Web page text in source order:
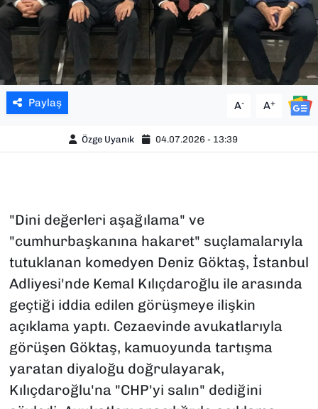
Paylaş A- A+
Özge Uyanık 04.07.2026 - 13:39
"Dini değerleri aşağılama" ve
"cumhurbaşkanına hakaret" suçlamalarıyla
tutuklanan komedyen Deniz Göktaş, İstanbul
Adliyesi'nde Kemal Kılıçdaroğlu ile arasında
geçtiği iddia edilen görüşmeye ilişkin
açıklama yaptı. Cezaevinde avukatlarıyla
görüşen Göktaş, kamuoyunda tartışma
yaratan diyaloğu doğrulayarak,
Kılıçdaroğlu'na "CHP'yi salın" dediğini